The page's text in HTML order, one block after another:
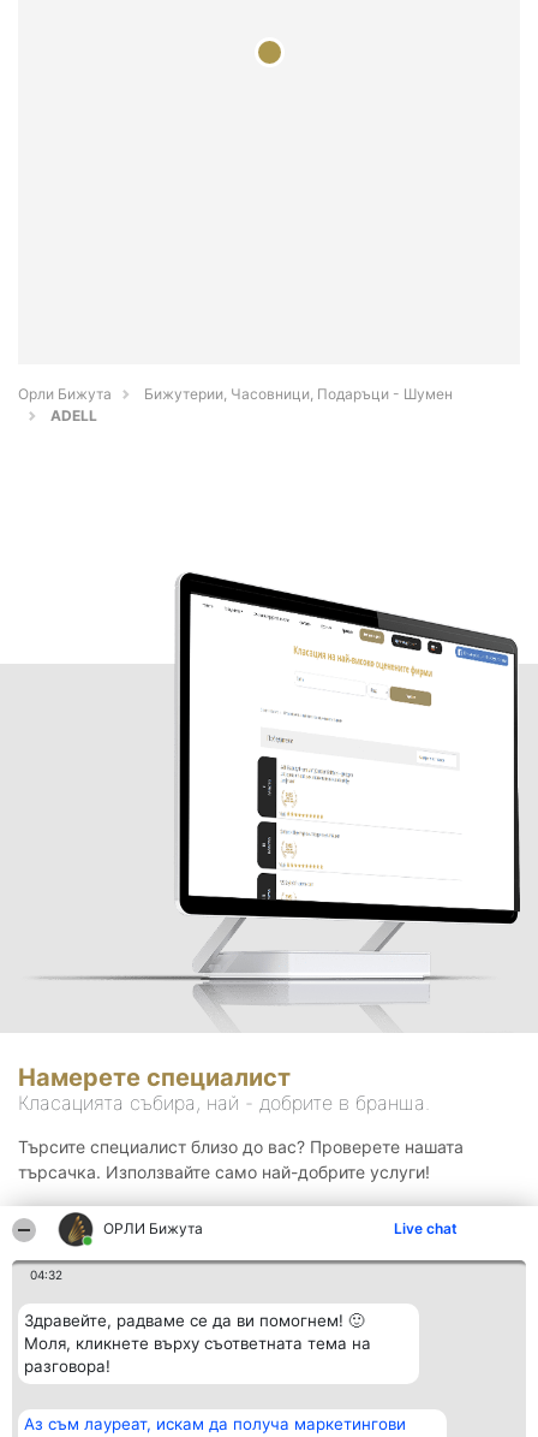
ОРЛИ Бижута Live chat
04:32
Здравейте, радваме се да ви помогнем! 🙂
Моля, кликнете върху съответната тема на
разговора!
Аз съм лауреат, искам да получа маркетингови
Орли Бижута
Бижутерии, Часовници, Подаръци - Шумен
ADELL
Намерете специалист
Класацията събира, най - добрите в бранша.
Търсите специалист близо до вас? Проверете нашата
търсачка. Използвайте само най-добрите услуги!
Организатор на
Класация Контакти